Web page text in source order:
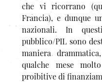
che vi ricorrano
Francia), e dunque
nazionali. In
pubblico/PIL sono
maniera
qualche mese
proibitive di